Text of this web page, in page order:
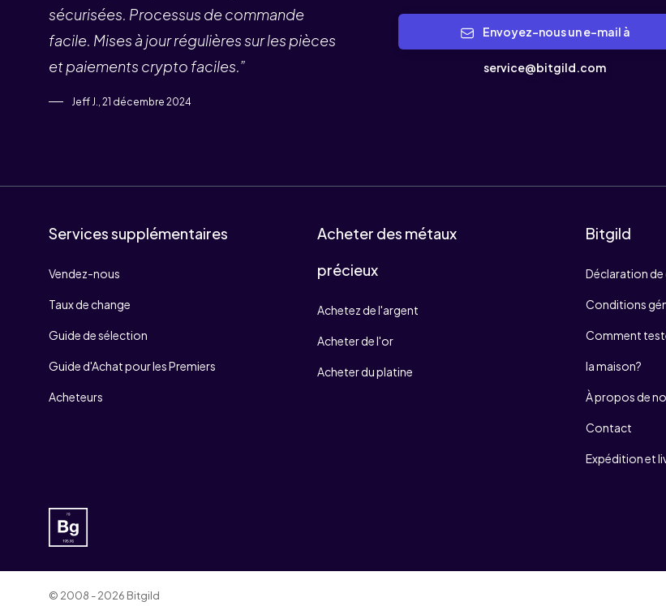
sécurisées. Processus de commande
facile. Mises à jour régulières sur les pièces
et paiements crypto faciles.”
Jeff J., 21 décembre 2024
service@bitgild.com
Services supplémentaires
Vendez-nous
Taux de change
Guide de sélection
Guide d'Achat pour les Premiers
Acheteurs
Acheter des métaux
précieux
Achetez de l'argent
Acheter de l'or
Acheter du platine
Bitgild
Déclaration
Conditions
Comment
la maison?
À propos de
Contact
Expédition et
© 2008 - 2026 Bitgild